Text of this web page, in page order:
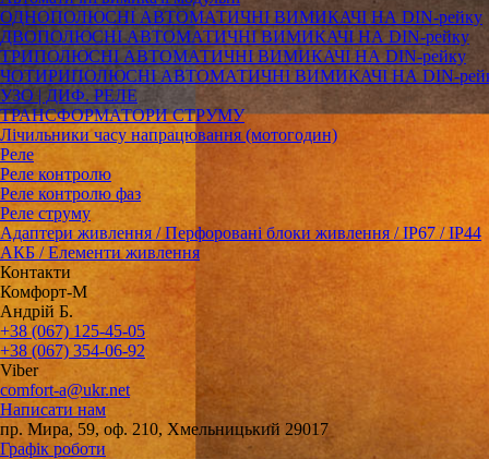
ОДНОПОЛЮСНІ АВТОМАТИЧНІ ВИМИКАЧІ НА DIN-рейку
ДВОПОЛЮСНІ АВТОМАТИЧНІ ВИМИКАЧІ НА DIN-рейку
ТРИПОЛЮСНІ АВТОМАТИЧНІ ВИМИКАЧІ НА DIN-рейку
ЧОТИРИПОЛЮСНІ АВТОМАТИЧНІ ВИМИКАЧІ НА DIN-
УЗО | ДИФ. РЕЛЕ
ТРАНСФОРМАТОРИ СТРУМУ
Лічильники часу напрацювання (мотогодин)
Реле
Реле контролю
Реле контролю фаз
Реле струму
Адаптери живлення / Перфоровані блоки живлення / IP67 / IP44
АКБ / Елементи живлення
Контакти
Комфорт-М
Андрій Б.
+38 (067) 125-45-05
+38 (067) 354-06-92
Viber
comfort-a@ukr.net
Написати нам
пр. Мира, 59, оф. 210, Хмельницький 29017
Графік роботи